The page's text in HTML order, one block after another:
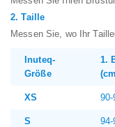
2. Taille
Messen Sie, wo Ihr
Inuteq-
Größe
1.
XS 90-
S 94-